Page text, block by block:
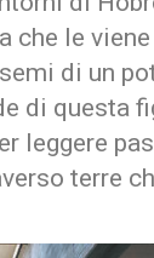
che le
di un
di questa
leggere
terre